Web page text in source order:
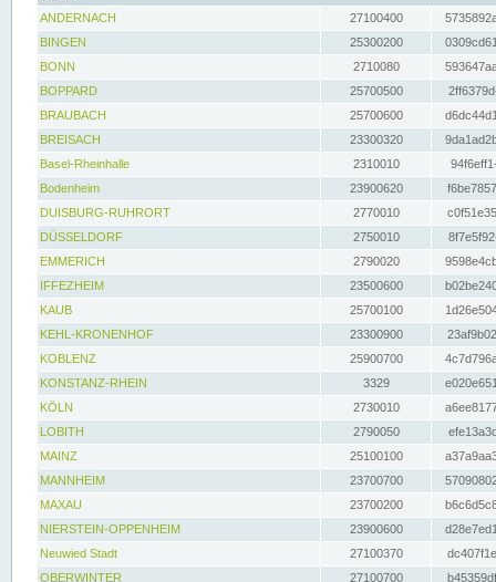
ANDERNACH
27100400
BINGEN
25300200
BONN
2710080
BOPPARD
25700500
BRAUBACH
25700600
BREISACH
23300320
Basel-Rheinhalle
2310010
Bodenheim
23900620
DUISBURG-RUHRORT
2770010
DÜSSELDORF
2750010
EMMERICH
2790020
IFFEZHEIM
23500600
KAUB
25700100
KEHL-KRONENHOF
23300900
KOBLENZ
25900700
KONSTANZ-RHEIN
3329
KÖLN
2730010
LOBITH
2790050
MAINZ
25100100
MANNHEIM
23700700
MAXAU
23700200
NIERSTEIN-OPPENHEIM
23900600
Neuwied Stadt
27100370
OBERWINTER
27100700